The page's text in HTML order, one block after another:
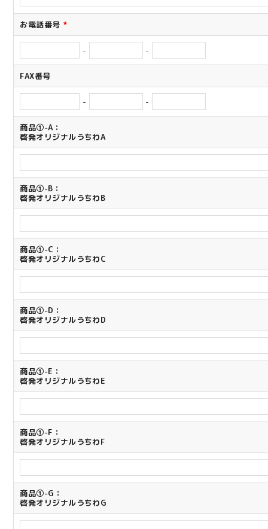
お電話番号 *
- -
FAX番号
- -
商品①-A：
啓発オリジナルうちわA
商品①-B：
啓発オリジナルうちわB
商品①-C：
啓発オリジナルうちわC
商品①-D：
啓発オリジナルうちわD
商品①-E：
啓発オリジナルうちわE
商品①-F：
啓発オリジナルうちわF
商品①-G：
啓発オリジナルうちわG